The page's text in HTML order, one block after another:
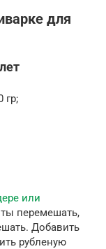
для
гр;
или
перемешать,
Добавить
рубленую